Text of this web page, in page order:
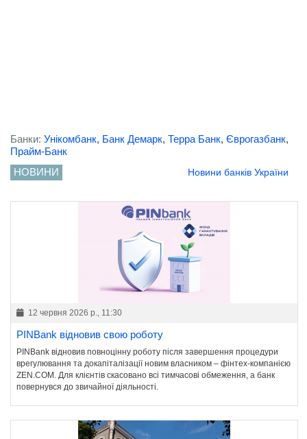
Банки: Унікомбанк, Банк Демарк, Терра Банк, Єврогазбанк,
Прайм-Банк
НОВИНИ
Новини банків України
12 червня 2026 р., 11:30
PINBank відновив свою роботу
PINBank відновив повноцінну роботу після завершення процедури
врегулювання та докапіталізації новим власником – фінтех-компанією
ZEN.COM. Для клієнтів скасовано всі тимчасові обмеження, а банк
повернувся до звичайної діяльності.